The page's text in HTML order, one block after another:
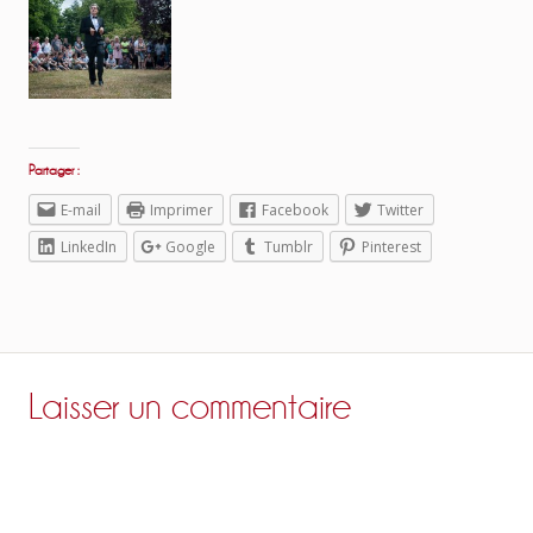
Partager :
E-mail Imprimer Facebook
Twitter
LinkedIn
Google Tumblr Pinterest
Laisser un commentaire